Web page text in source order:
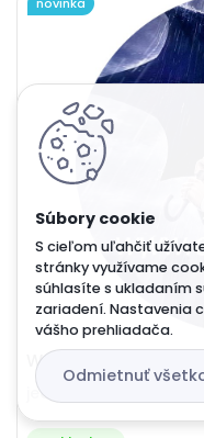
S cieľom uľahčiť
stránky využívame
súhlasíte s ukladaním
zariadení. Nastavenia
vášho prehliadača.
Odmietnuť
Wednesday
jedlý obrazok
novinka